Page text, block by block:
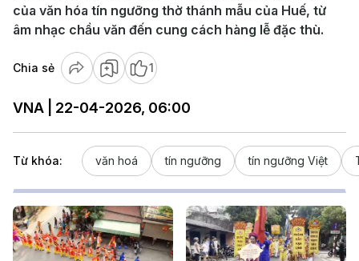
của văn hóa tín ngưỡng thờ thánh mẫu của Huế, từ
âm nhạc chầu văn đến cung cách hàng lễ đặc thù.
Chia sẻ 1
VNA | 22-04-2026, 06:00
Từ khóa: văn hoá tín ngưỡng tín ngưỡng Việt